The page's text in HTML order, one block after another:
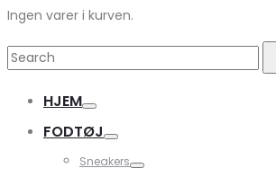
Ingen varer i kurven.
Search
HJEM
FODTØJ
Sneakers